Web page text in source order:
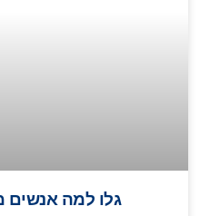
גלו למה אנשים